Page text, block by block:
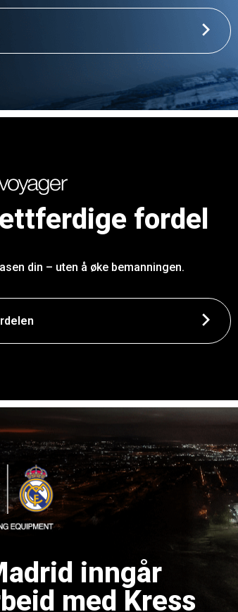
fordel
din – uten å øke bemanningen.
inngår
med Kress